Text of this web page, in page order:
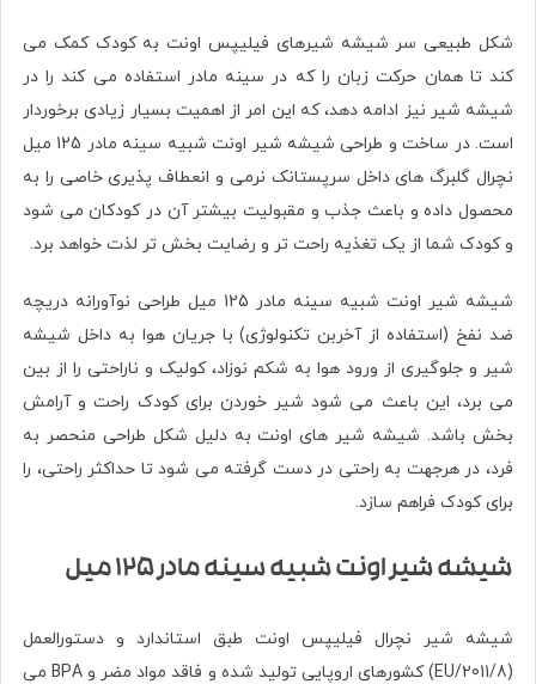
شکل طبیعی سر شیشه شیرهای فیلیپس اونت به کودک کمک می
کند تا همان حرکت زبان را که در سینه مادر استفاده می کند را در
شیشه شیر نیز ادامه دهد، که این امر از اهمیت بسیار زیادی برخوردار
است. در ساخت و طراحی شیشه شیر اونت شبیه سینه مادر 125 میل
نچرال گلبرگ های داخل سرپستانک نرمی و انعطاف پذیری خاصی را به
محصول داده و باعث جذب و مقبولیت بیشتر آن در کودکان می شود
و کودک شما از یک تغذیه راحت تر و رضایت بخش تر لذت خواهد برد.
شیشه شیر اونت شبیه سینه مادر 125 میل طراحی نوآورانه دریچه
ضد نفخ (استفاده از آخربن تکنولوژی) با جریان هوا به داخل شیشه
شیر و جلوگیری از ورود هوا به شکم نوزاد، کولیک و ناراحتی را از بین
می برد، این باعث می شود شیر خوردن برای کودک راحت و آرامش
بخش باشد. شیشه شیر های اونت به دلیل شکل طراحی منحصر به
فرد، در هرجهت به راحتی در دست گرفته می شود تا حداکثر راحتی، را
برای کودک فراهم سازد.
شیشه شیر اونت شبیه سینه مادر 125 میل
شیشه شیر نچرال فیلیپس اونت طبق استاندارد و دستورالعمل
(2011/8/EU) کشورهای اروپایی تولید شده و فاقد مواد مضر و BPA می